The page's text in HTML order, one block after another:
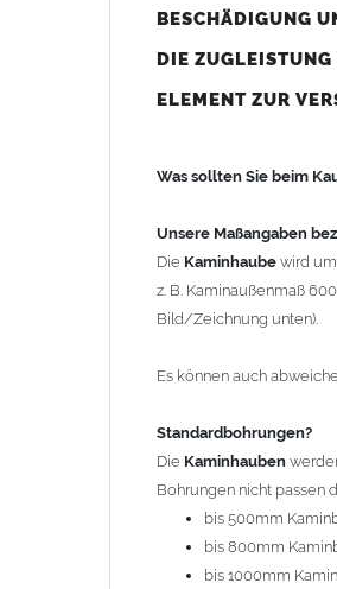
Standardbohrungen?
Bohrungen nicht passen
bis 500mm
ab 1000mm
Befestigung/Stützen
Kaminhaubewird inkl.
kann mit längeren Stützen
Kaminkopfabdeckung
Kaminhaubewirdohne
Kaminabdeckung".
Es stehen insgesamt 20
BESCHÄDIGUNG
DIE ZUGLEISTUNG
ELEMENT ZUR
Was sollten Sie beim
Unsere Maßangaben
Die Kaminhaube wird
z. B. Kaminaußenmaß
Bild/Zeichnung unten).
Es können auch
Standardbohrungen?
Die Kaminhauben
Bohrungen nicht passen
bis 500mm
bis 800mm
bis 1000mm